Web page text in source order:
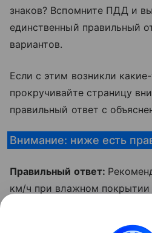
знаков? Вспомните ПДД и
единственный правильный
вариантов.
Если с этим возникли
прокручивайте страницу
правильный ответ с
Внимание: ниже есть
Правильный ответ:
км/ч при влажном покрытии